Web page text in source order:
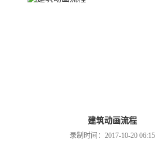
建筑动画流程
录制时间：2017-10-20 06:15